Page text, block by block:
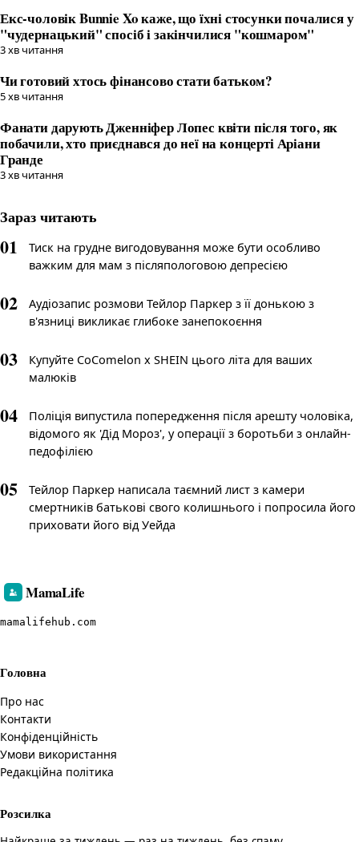
Екс-чоловік Bunnie Xo каже, що їхні стосунки почалися у
"чудернацький" спосіб і закінчилися "кошмаром"
3хв читання
Чи готовий хтось фінансово стати батьком?
5хв читання
Фанати дарують Дженніфер Лопес квіти після того, як
побачили, хто приєднався до неї на концерті Аріани
Гранде
3хв читання
Зараз читають
01
Тиск на грудне вигодовування може бути особливо
важким для мам з післяпологовою депресією
02
Аудіозапис розмови Тейлор Паркер з її донькою з
в'язниці викликає глибоке занепокоєння
03
Купуйте CoComelon x SHEIN цього літа для ваших
малюків
04
Поліція випустила попередження після арешту чоловіка,
відомого як 'Дід Мороз', у операції з боротьби з онлайн-
педофілією
05
Тейлор Паркер написала таємний лист з камери
смертників батькові свого колишнього і попросила його
приховати його від Уейда
MamaLife
mamalifehub.com
Головна
Про нас
Контакти
Конфіденційність
Умови використання
Редакційна політика
Розсилка